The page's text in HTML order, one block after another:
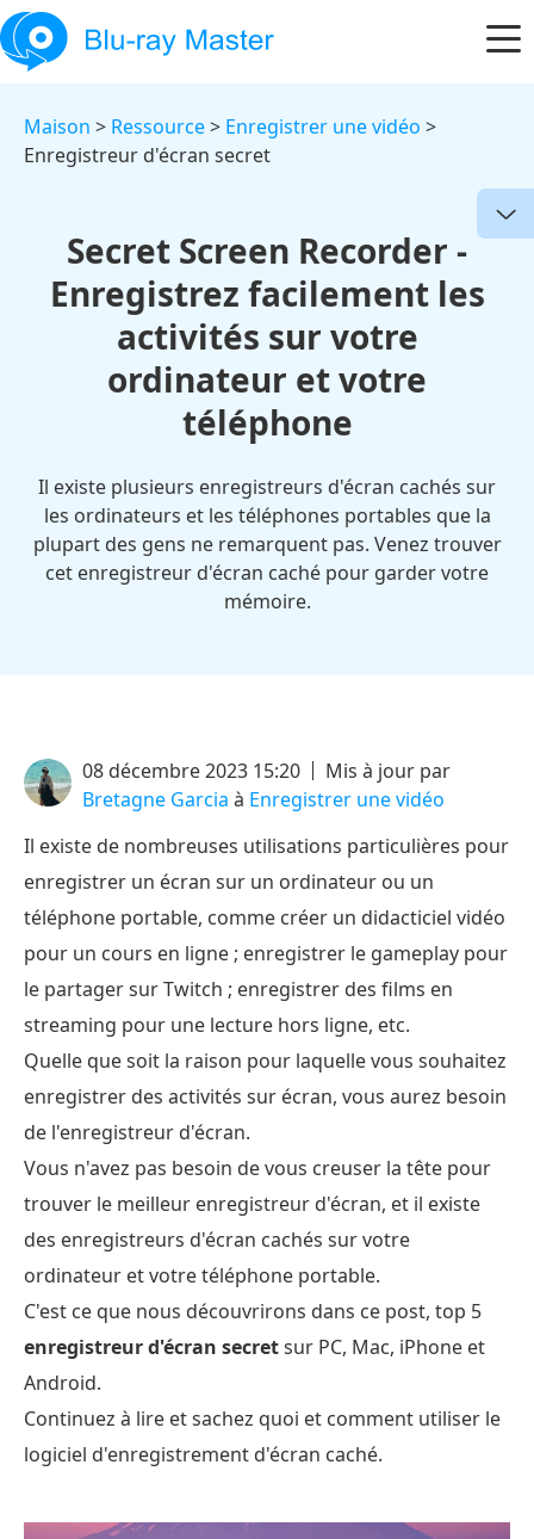
Maison > Ressource> Enregistrer une vidéo >
Enregistreur d'écran secret
Secret Screen Recorder -
Enregistrez facilement les
activités sur votre
ordinateur et votre
téléphone
Il existe plusieurs enregistreurs d'écran cachés sur
les ordinateurs et les téléphones portables que la
plupart des gens ne remarquent pas. Venez trouver
cet enregistreur d'écran caché pour garder votre
mémoire.
08 décembre 2023 15:20
Mis à jour par
Bretagne Garcia à Enregistrer une vidéo
Il existe de nombreuses utilisations particulières pour
enregistrer un écran sur un ordinateur ou un
téléphone portable, comme créer un didacticiel vidéo
pour un cours en ligne ; enregistrer le gameplay pour
le partager sur Twitch ; enregistrer des films en
streaming pour une lecture hors ligne, etc.
Quelle que soit la raison pour laquelle vous souhaitez
enregistrer des activités sur écran, vous aurez besoin
de l'enregistreur d'écran.
Vous n'avez pas besoin de vous creuser la tête pour
trouver le meilleur enregistreur d'écran, et il existe
des enregistreurs d'écran cachés sur votre
ordinateur et votre téléphone portable.
C'est ce que nous découvrirons dans ce post, top 5
enregistreur d'écran secretsur PC, Mac, iPhone et
Android.
Continuez à lire et sachez quoi et comment utiliser le
logiciel d'enregistrement d'écran caché.